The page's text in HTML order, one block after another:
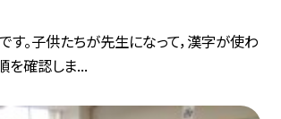
す。子供たちが先生になって，漢字が使わ
を確認しま...